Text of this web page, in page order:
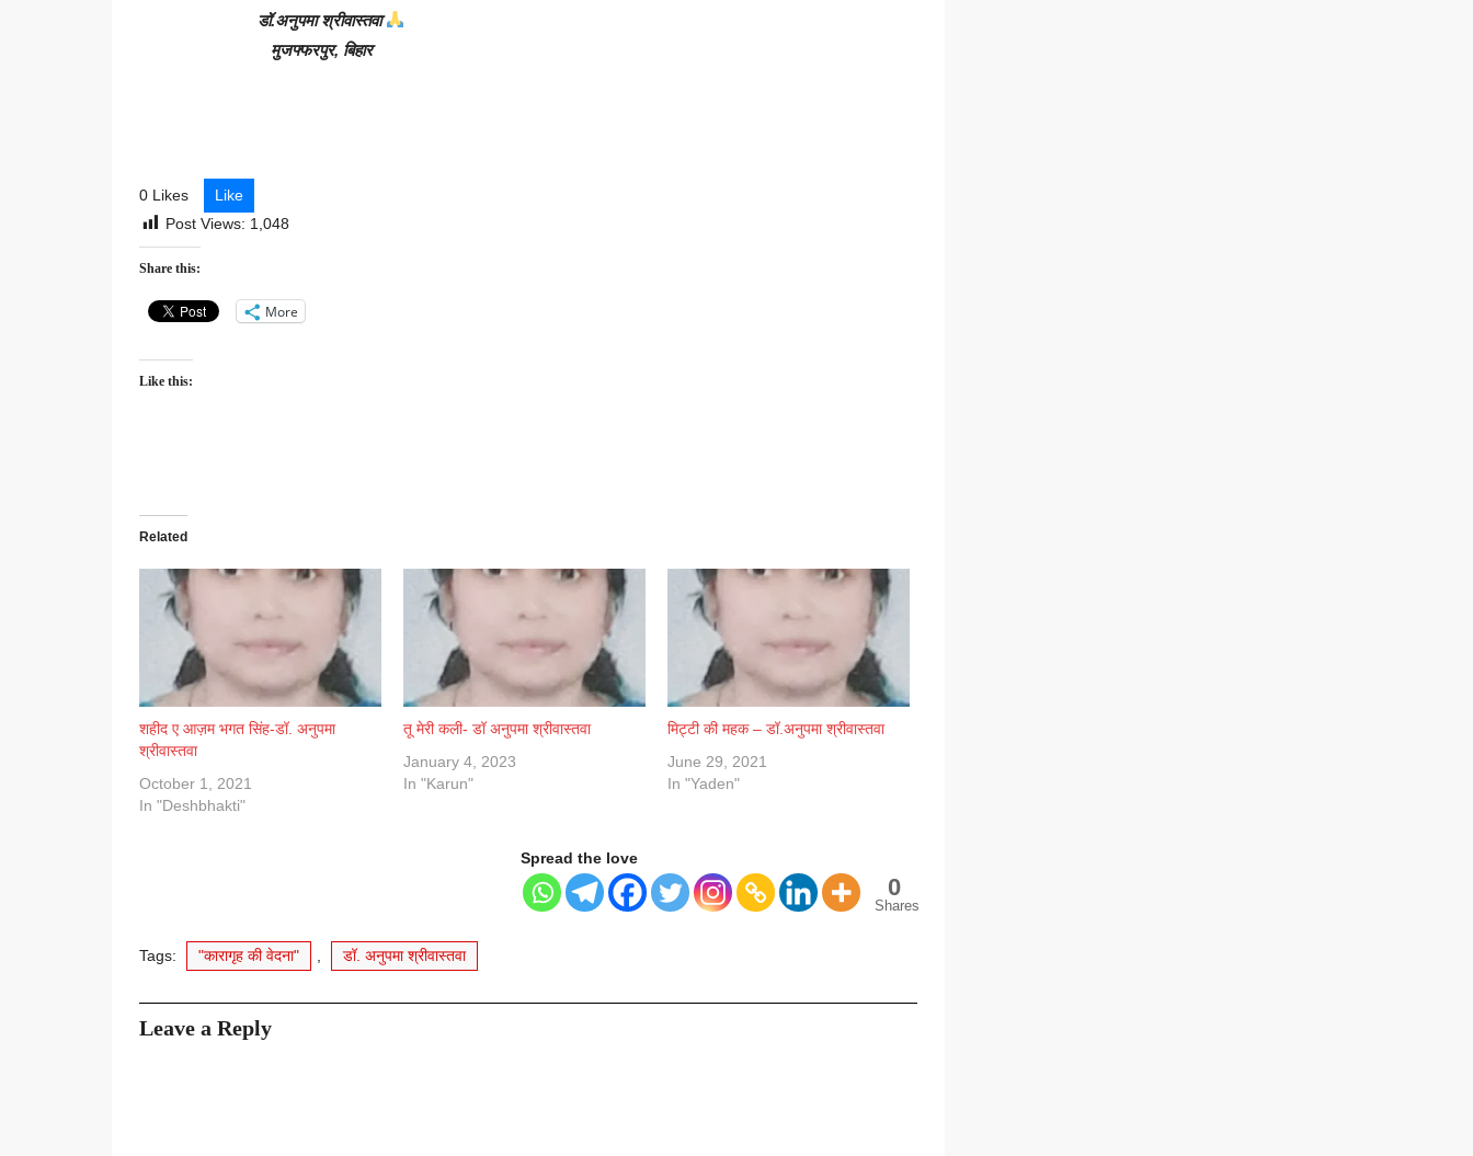
डॉ.अनुपमा श्रीवास्तवा
मुजफ्फरपुर, बिहार
0 Likes
Like
Post Views: 1,048
Share this:
More
Like this:
Related
शहीद ए आज़म भगत सिंह-डॉ. अनुपमा
श्रीवास्तवा
October 1, 2021
In "Deshbhakti"
तू मेरी कली- डॉ अनुपमा श्रीवास्तवा
January 4, 2023
In "Karun"
मिट्टी की महक – डॉ.अनुपमा श्रीवास्तवा
June 29, 2021
In "Yaden"
Spread the love
0
Shares
Tags: "कारागृह की वेदना" , डॉ. अनुपमा श्रीवास्तवा
Leave a Reply